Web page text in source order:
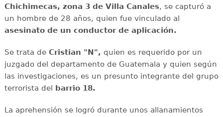
Chichimecas, zona 3 de Villa Canales, se capturó a
un hombre de 28 años, quien fue vinculado al
asesinato de un conductor de aplicación.
Se trata de Cristian "N", quien es requerido por un
juzgado del departamento de Guatemala y quien según
las investigaciones, es un presunto integrante del grupo
terrorista del barrio 18.
La aprehensión se logró durante unos allanamientos